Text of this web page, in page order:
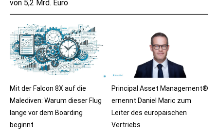
Mit der Falcon 8X auf die
Malediven: Warum dieser Flug
lange vor dem Boarding
beginnt
Principal Asset Management®
ernennt Daniel Maric zum
Leiter des europäischen
Vertriebs
von 5,2 Mrd. Euro